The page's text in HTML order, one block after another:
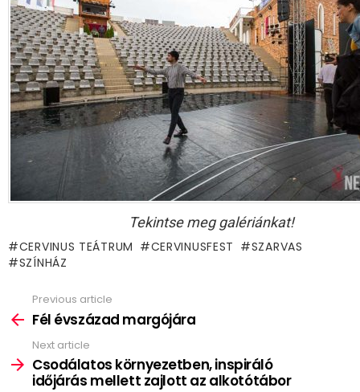
Tekintse meg galériánkat!
CERVINUS TEÁTRUM CERVINUSFEST
SZARVAS
SZÍNHÁZ
more
Previous article
Fél évszázad margójára
Next article
Csodálatos környezetben, inspiráló
időjárás mellett zajlott az alkotótábor